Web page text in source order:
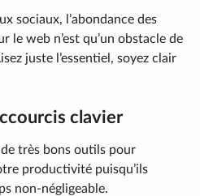
sociaux, l’abondance des
le web n’est qu’un obstacle de
juste l’essentiel, soyez clair
clavier
très bons outils pour
productivité puisqu’ils
non-négligeable.